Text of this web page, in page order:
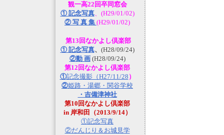
観一高22回卒同窓会
① 記念写真、(H29/01/02)
② 写 真 集 (H29/01/02)
第13回なかよし倶楽部
① 記念写真、 (H28/09/24)
②動 画(H28/09/24)
第12回なかよし倶楽部
①記念撮影（H27/11/28 ）
②姫路・湯郷・関谷学校
・吉備津神社
第10回なかよし倶楽部
in 岸和田（2013/9/14）
①記念写真
②だんじり＆お城見学